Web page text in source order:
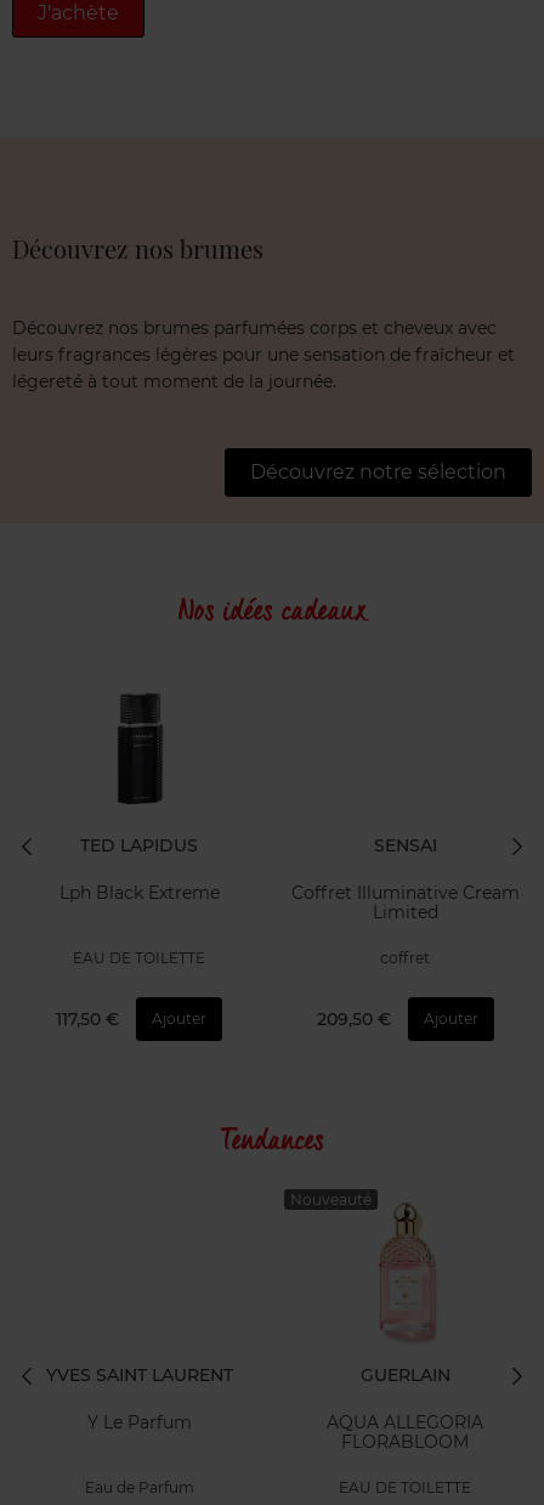
J'achète
Découvrez nos brumes
Découvrez nos brumes parfumées corps et cheveux avec
leurs fragrances légères pour une sensation de fraîcheur et
légereté à tout moment de la journée.
Découvrez notre sélection
Nos idées cadeaux
TED LAPIDUS
Lph Black Extreme
EAU DE TOILETTE
117,50 € Ajouter
SENSAI
Coffret Illuminative Cream
Limited
coffret
209,50 € Ajouter
Tendances
YVES SAINT LAURENT
Y Le Parfum
Eau de Parfum
Nouveauté
GUERLAIN
AQUA ALLEGORIA
FLORABLOOM
EAU DE TOILETTE